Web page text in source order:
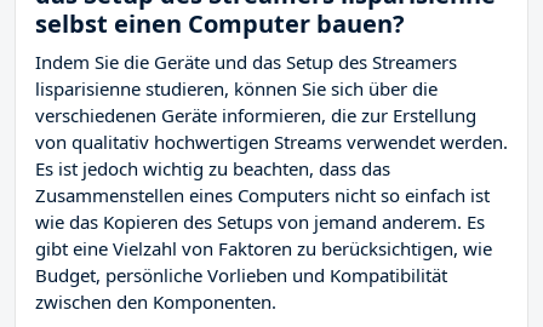
selbst einen Computer bauen?
Indem Sie die Geräte und das Setup des Streamers
lisparisienne studieren, können Sie sich über die
verschiedenen Geräte informieren, die zur Erstellung
von qualitativ hochwertigen Streams verwendet werden.
Es ist jedoch wichtig zu beachten, dass das
Zusammenstellen eines Computers nicht so einfach ist
wie das Kopieren des Setups von jemand anderem. Es
gibt eine Vielzahl von Faktoren zu berücksichtigen, wie
Budget, persönliche Vorlieben und Kompatibilität
zwischen den Komponenten.